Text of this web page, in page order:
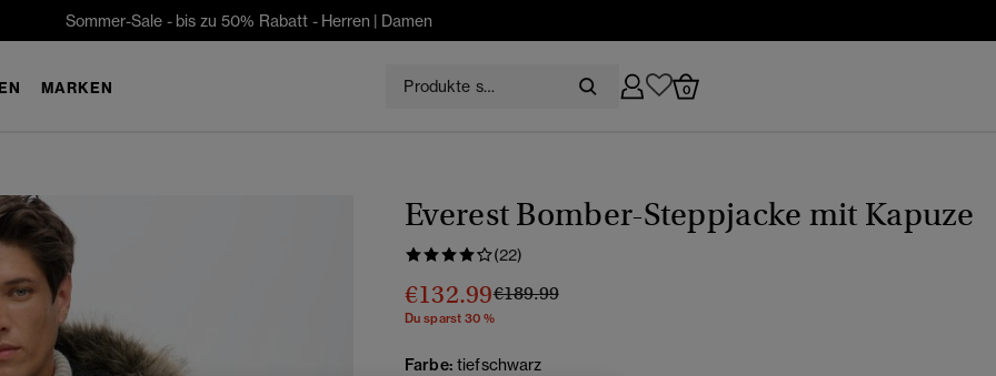
Sommer-Sale - bis zu 50% Rabatt - Herren | Damen
MARKEN 0
Everest Bomber-Steppjacke mit Kapuze
(22)
€132.99Preis wurde reduziert von
€189.99bis
Du sparst 30 %
Farbe: tiefschwarz